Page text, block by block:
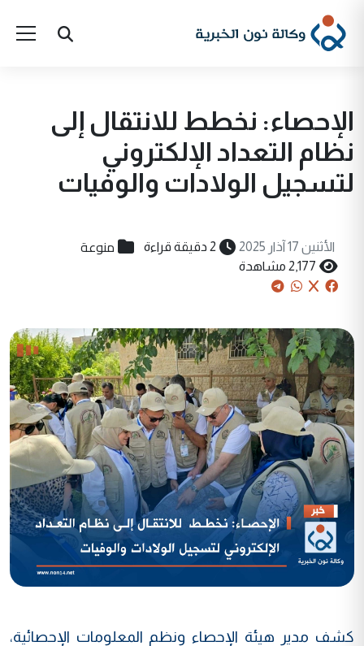
الإحصاء: نخطط للانتقال إلى
نظام التعداد الإلكتروني
لتسجيل الولادات والوفيات
الأثنين 17 آذار 2025 2 دقيقة قراءة منوعة
2,177 مشاهدة
كشف مدير هيئة الإحصاء ونظم المعلومات الإحصائية،